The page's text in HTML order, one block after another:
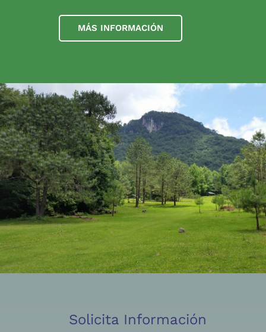
MÁS INFORMACIÓN
Solicita Información